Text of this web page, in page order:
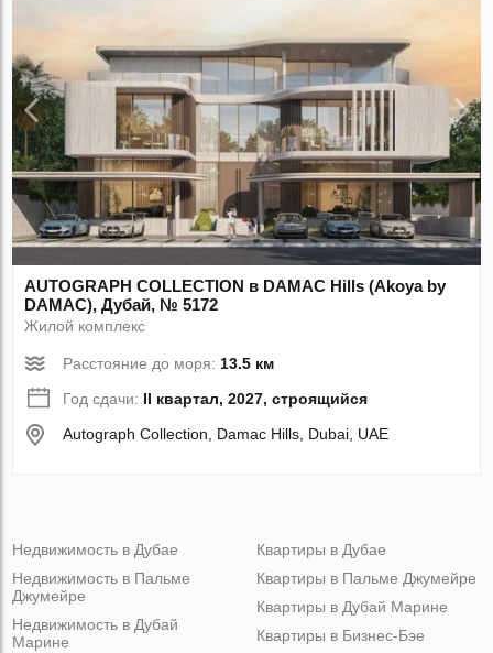
AUTOGRAPH COLLECTION в DAMAC Hills (Akoya by
DAMAC), Дубай, № 5172
Жилой комплекс
Расстояние до моря: 13.5 км
Год сдачи: II квартал, 2027, строящийся
Autograph Collection, Damac Hills, Dubai, UAE
Недвижимость в Дубае
Недвижимость в Пальме
Джумейре
Недвижимость в Дубай
Марине
Квартиры в Дубае
Квартиры в Пальме Джумейре
Квартиры в Дубай Марине
Квартиры в Бизнес-Бэе